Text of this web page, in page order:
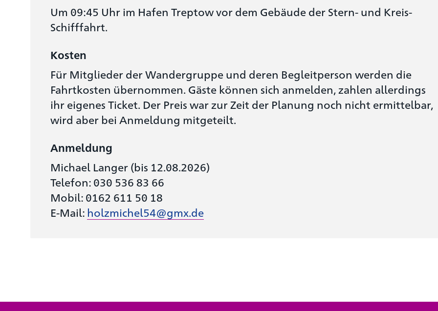
Um 09:45 Uhr im Hafen Treptow vor dem Gebäude der Stern- und Kreis-
Schifffahrt.
Kosten
Für Mitglieder der Wandergruppe und deren Begleitperson werden die
Fahrtkosten übernommen. Gäste können sich anmelden, zahlen allerdings
ihr eigenes Ticket. Der Preis war zur Zeit der Planung noch nicht ermittelbar,
wird aber bei Anmeldung mitgeteilt.
Anmeldung
Michael Langer (bis 12.08.2026)
Telefon: 030 536 83 66
Mobil: 0162 611 50 18
E-Mail: holzmichel54@gmx.de